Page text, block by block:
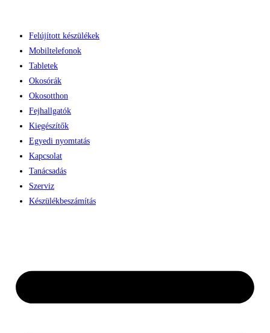
Felújított készülékek
Mobiltelefonok
Tabletek
Okosórák
Okosotthon
Fejhallgatók
Kiegészítők
Egyedi nyomtatás
Kapcsolat
Tanácsadás
Szerviz
Készülékbeszámítás